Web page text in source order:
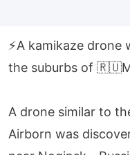
⚡️A kamikaze
the suburbs of
A drone similar to
Airborn was